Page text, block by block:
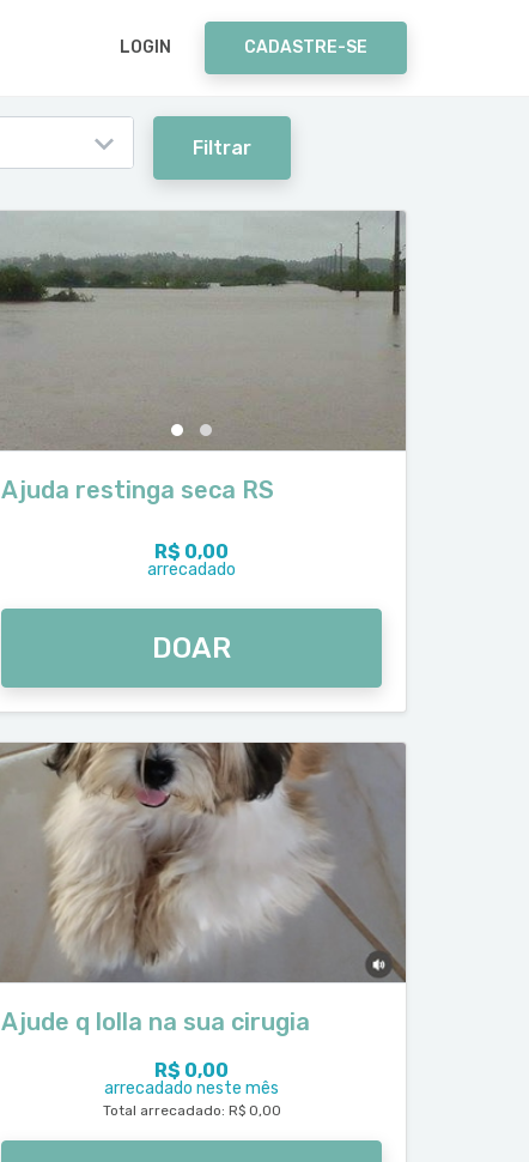
LOGIN CADASTRE-SE
Filtrar
Ajuda restinga seca RS
R$ 0,00
arrecadado
DOAR
Ajude q lolla na sua cirugia
R$ 0,00
arrecadado neste mês
Total arrecadado: R$ 0,00